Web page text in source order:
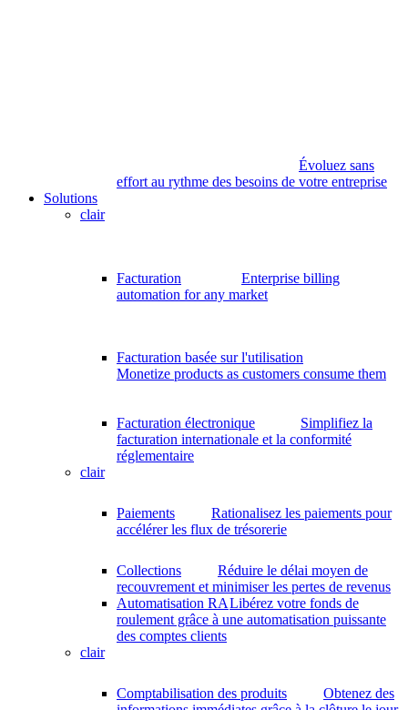
Évoluez sans
effort au rythme des besoins de votre entreprise
Solutions
clair
Facturation
Enterprise billing
automation for any market
Facturation basée sur l'utilisation
Monetize products as customers consume them
Facturation électronique
Simplifiez la
facturation internationale et la conformité
réglementaire
clair
Paiements
Rationalisez les paiements pour
accélérer les flux de trésorerie
Collections
Réduire le délai moyen de
recouvrement et minimiser les pertes de revenus
Automatisation RALibérez votre fonds de
roulement grâce à une automatisation puissante
des comptes clients
clair
Comptabilisation des produits
Obtenez des